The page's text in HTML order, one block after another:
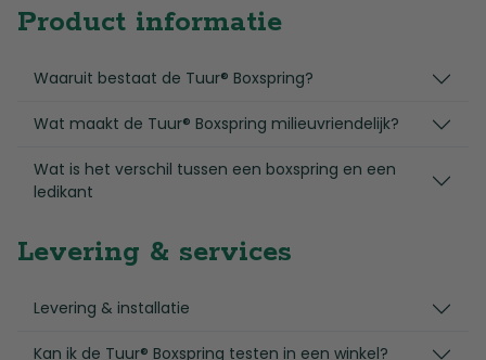
Product informatie
Waaruit bestaat de Tuur® Boxspring?
Wat maakt de Tuur® Boxspring milieuvriendelijk?
Wat is het verschil tussen een boxspring en een
ledikant
Levering & services
Levering & installatie
Kan ik de Tuur® Boxspring testen in een winkel?